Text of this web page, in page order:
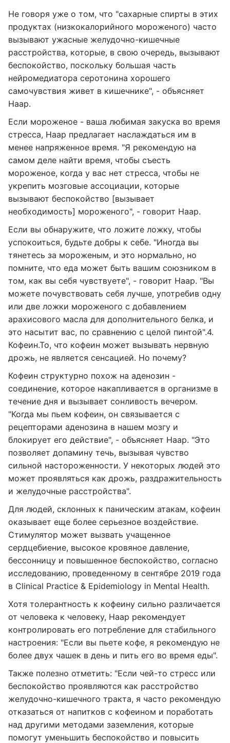
Не говоря уже о том, что "сахарные спирты в этих
продуктах (низкокалорийного мороженого) часто
вызывают ужасные желудочно-кишечные
расстройства, которые, в свою очередь, вызывают
беспокойство, поскольку большая часть
нейромедиатора серотонина хорошего
самочувствия живет в кишечнике", - объясняет
Наар.
Если мороженое - ваша любимая закуска во время
стресса, Наар предлагает наслаждаться им в
менее напряженное время. "Я рекомендую на
самом деле найти время, чтобы съесть
мороженое, когда у вас нет стресса, чтобы не
укрепить мозговые ассоциации, которые
вызывают беспокойство [вызывает
необходимость] мороженого", - говорит Наар.
Если вы обнаружите, что ложите ложку, чтобы
успокоиться, будьте добры к себе. "Иногда вы
тянетесь за мороженым, и это нормально, но
помните, что еда может быть вашим союзником в
том, как вы себя чувствуете", - говорит Наар. "Вы
можете почувствовать себя лучше, употребив одну
или две ложки мороженого с добавлением
арахисового масла для дополнительного белка, и
это насытит вас, по сравнению с целой пинтой".4.
Кофеин.То, что кофеин может вызывать нервную
дрожь, не является сенсацией. Но почему?
Кофеин структурно похож на аденозин -
соединение, которое накапливается в организме в
течение дня и вызывает сонливость вечером.
"Когда мы пьем кофеин, он связывается с
рецепторами аденозина в нашем мозгу и
блокирует его действие", - объясняет Наар. "Это
позволяет допамину течь, вызывая чувство
сильной настороженности. У некоторых людей это
может проявляться как дрожь, раздражительность
и желудочные расстройства".
Для людей, склонных к паническим атакам, кофеин
оказывает еще более серьезное воздействие.
Стимулятор может вызвать учащенное
сердцебиение, высокое кровяное давление,
бессонницу и повышенное беспокойство, согласно
исследованию, проведенному в сентябре 2019 года
в Clinical Practice & Epidemiology in Mental Health.
Хотя толерантность к кофеину сильно различается
от человека к человеку, Наар рекомендует
контролировать его потребление для стабильного
настроения: "Если вы пьете кофе, я рекомендую не
более двух чашек в день и пить его во время еды".
Также полезно отметить: "Если чей-то стресс или
беспокойство проявляются как расстройство
желудочно-кишечного тракта, я часто рекомендую
отказаться от напитков с кофеином и поработать
над другими методами заземления, которые
помогут уменьшить беспокойство и повысить